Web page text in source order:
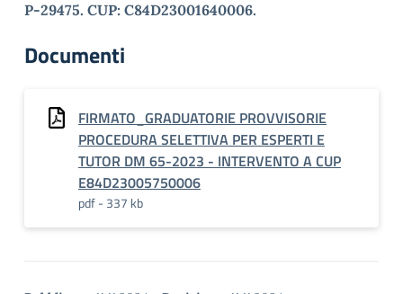
P-29475. CUP: C84D23001640006.
Documenti
FIRMATO_GRADUATORIE PROVVISORIE
PROCEDURA SELETTIVA PER ESPERTI E
TUTOR DM 65-2023 - INTERVENTO A CUP
E84D23005750006
pdf - 337 kb